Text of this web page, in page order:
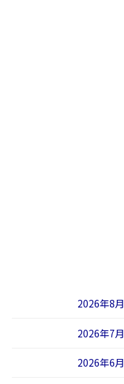
2026年8月
2026年7月
2026年6月